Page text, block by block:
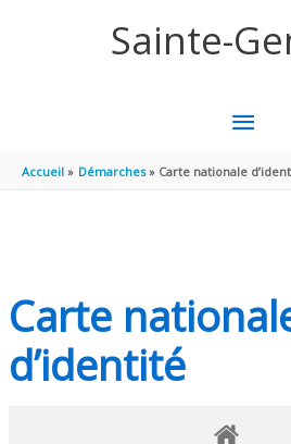
Sainte-
MENU
Accueil Démarches Carte nationale
Carte
d’identité